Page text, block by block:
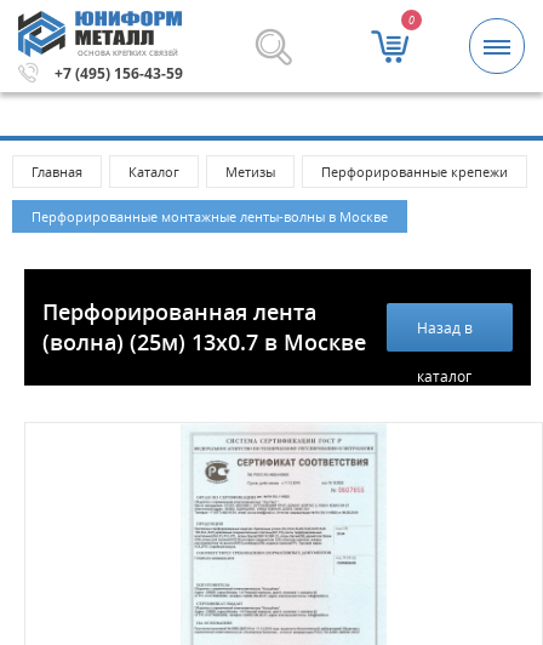
ОСНОВА КРЕПКИХ СВЯЗЕЙ
+7 (495) 156-43-59
0
и крепежные изделия оптом. Минимальная
Главная Каталог Метизы Перфорированные крепежи
Перфорированные монтажные ленты-волны в Москве
Перфорированная лента
(волна) (25м) 13х0.7 в Москве
Назад в
каталог